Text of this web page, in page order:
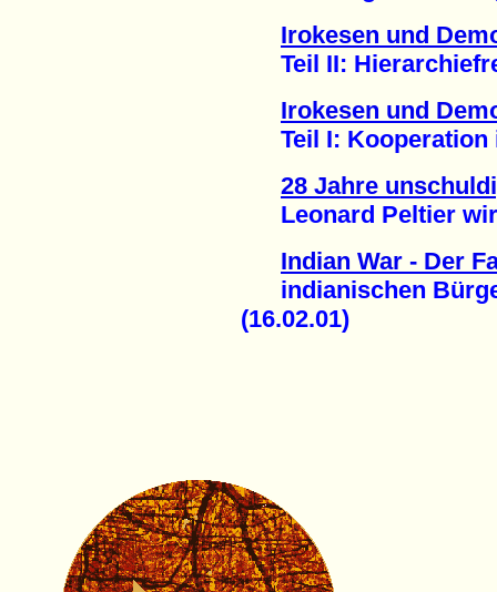
Irokesen und
Teil II:
Irokesen und
Teil I: Kooperation
28 Jahre
Leonard Peltier
Indian War - Der
indianischen
(16.02.01)